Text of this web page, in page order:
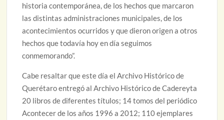
historia contemporánea, de los hechos que marcaron
las distintas administraciones municipales, de los
acontecimientos ocurridos y que dieron origen a otros
hechos que todavía hoy en día seguimos
conmemorando”.
Cabe resaltar que este día el Archivo Histórico de
Querétaro entregó al Archivo Histórico de Cadereyta
20 libros de diferentes títulos; 14 tomos del periódico
Acontecer de los años 1996 a 2012; 110 ejemplares